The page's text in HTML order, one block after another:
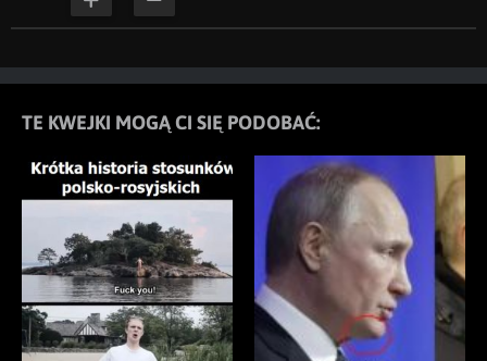
TE KWEJKI MOGĄ CI SIĘ PODOBAĆ: